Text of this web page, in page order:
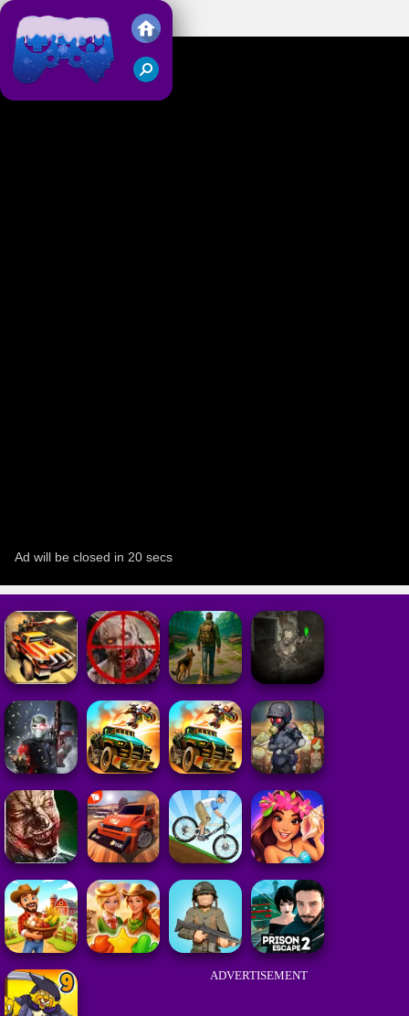
Juegos Friv 2018
Dead Seek
ADVERTISEMENT